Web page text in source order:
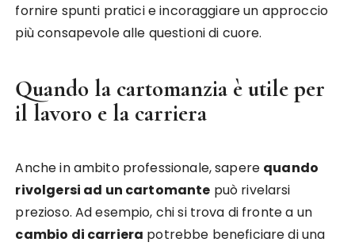
fornire spunti pratici e incoraggiare un approccio
più consapevole alle questioni di cuore.
Quando la cartomanzia è utile per
il lavoro e la carriera
Anche in ambito professionale, sapere quando
rivolgersi ad un cartomante può rivelarsi
prezioso. Ad esempio, chi si trova di fronte a un
cambio di carriera potrebbe beneficiare di una